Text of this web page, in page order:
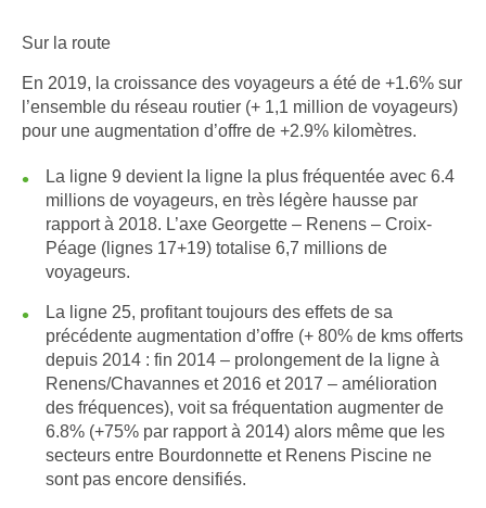
Sur la route
En 2019, la croissance des voyageurs a été de +1.6% sur
l’ensemble du réseau routier (+ 1,1 million de voyageurs)
pour une augmentation d’offre de +2.9% kilomètres.
La ligne 9 devient la ligne la plus fréquentée avec 6.4
millions de voyageurs, en très légère hausse par
rapport à 2018. L’axe Georgette – Renens – Croix-
Péage (lignes 17+19) totalise 6,7 millions de
voyageurs.
La ligne 25, profitant toujours des effets de sa
précédente augmentation d’offre (+ 80% de kms offerts
depuis 2014 : fin 2014 – prolongement de la ligne à
Renens/Chavannes et 2016 et 2017 – amélioration
des fréquences), voit sa fréquentation augmenter de
6.8% (+75% par rapport à 2014) alors même que les
secteurs entre Bourdonnette et Renens Piscine ne
sont pas encore densifiés.